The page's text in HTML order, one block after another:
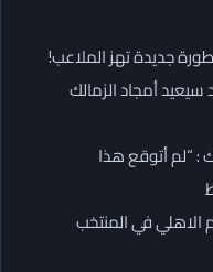
جديدة تهز الملاعب!
أمجاد الزمالك
: “لم أتوقع هذا
في المنتخب